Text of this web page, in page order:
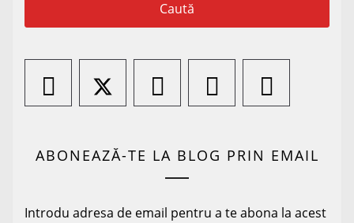
ABONEAZĂ-TE LA BLOG PRIN EMAIL
Introdu adresa de email pentru a te abona la acest